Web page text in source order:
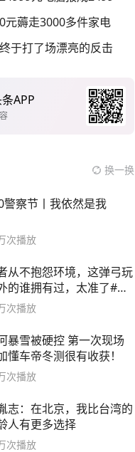
元薅走3000多件家电
于打了场漂亮的反击
APP
换一换
警察节丨我依然是我
次播放
从不抱怨环境，这弹弓玩
的谁拥有过，太准了#弹
户外
次播放
暴雪被硬控 第一次现场
懂车帝冬测很有收获！
次播放
志：在北京，我比台湾的
人有更多选择
次播放